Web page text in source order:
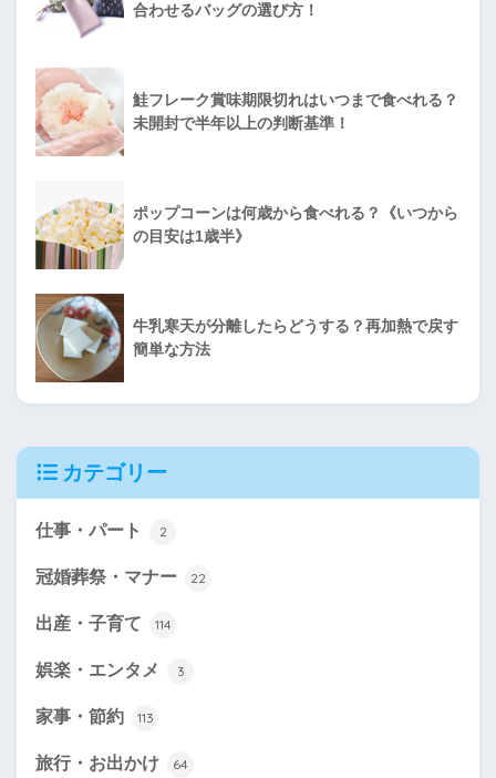
合わせるバッグの選び方！
鮭フレーク賞味期限切れはいつまで食べれる？
未開封で半年以上の判断基準！
ポップコーンは何歳から食べれる？《いつから
の目安は1歳半》
牛乳寒天が分離したらどうする？再加熱で戻す
簡単な方法
カテゴリー
仕事・パート 2
冠婚葬祭・マナー 22
出産・子育て 114
娯楽・エンタメ 3
家事・節約 113
旅行・お出かけ 64